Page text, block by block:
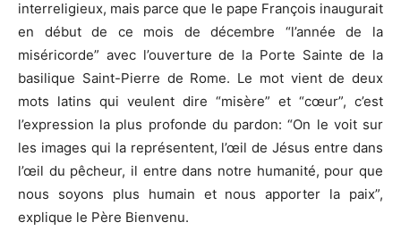
interreligieux, mais parce que le pape François inaugurait
en début de ce mois de décembre “l’année de la
miséricorde” avec l’ouverture de la Porte Sainte de la
basilique Saint-Pierre de Rome. Le mot vient de deux
mots latins qui veulent dire “misère” et “cœur”, c’est
l’expression la plus profonde du pardon: “On le voit sur
les images qui la représentent, l’œil de Jésus entre dans
l’œil du pêcheur, il entre dans notre humanité, pour que
nous soyons plus humain et nous apporter la paix”,
explique le Père Bienvenu.